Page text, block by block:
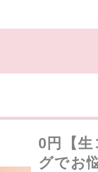
0円【
グでお